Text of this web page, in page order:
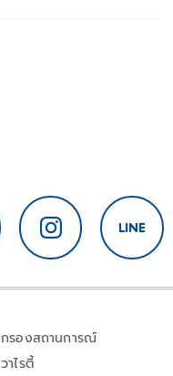
กรองสถานการณ์
วาไรตี้